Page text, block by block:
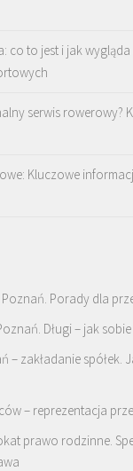
co to jest i jak
serwis rowerowy?
Kluczowe
Porady dla
Długi – jak
– zakładanie spółek.
– reprezentacja
prawo rodzinne.